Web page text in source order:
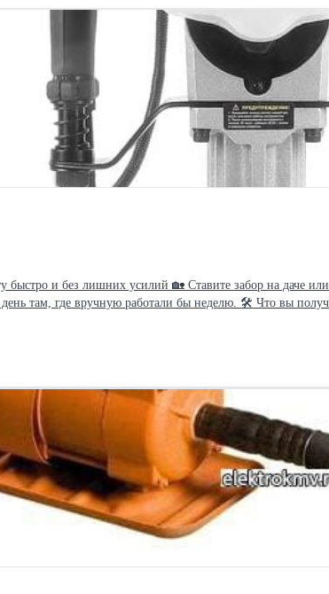
тяжёлой кувалды возьмите в аренду бензиновый копер MESSER JH‑70 — он
готовый к работе инструмент: всё настроено, залита топливная смесь; понятную
насадок под разные столбы; поддержку по телефону,